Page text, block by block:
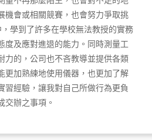
機會或相關競賽，也會努力爭取挑
學到了許多在學校無法教授的實務
度及應對進退的能力。同時測量工
力的，公司也不吝教導並提供各類
更加熟練地使用儀器，也更加了解
習經驗，讓我對自己所做行為更負
交辦之事項。